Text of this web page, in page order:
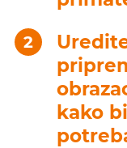
kako